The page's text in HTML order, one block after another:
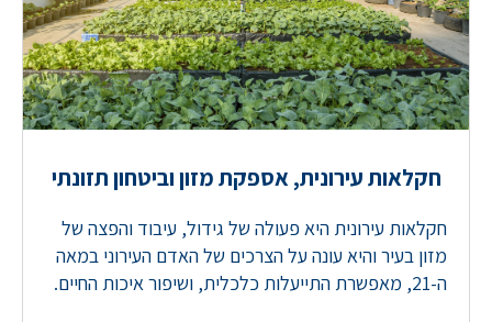
חקלאות עירונית, אספקת מזון וביטחון תזונתי
חקלאות עירונית היא פעולה של גידול, עיבוד והפצה של
מזון בעיר והיא עונה על הצרכים של האדם העירוני במאה
ה-21, מאפשרת התייעלות כלכלית, ושיפור איכות החיים.